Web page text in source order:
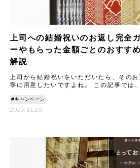
上司への結婚祝いのお返し完全
ーやもらった金額ごとのおすす
解説
上司から結婚祝いをいただいたら、その
寧に用意したいですよね。 この記事では
ギ
#キャンペーン
2025.11.20